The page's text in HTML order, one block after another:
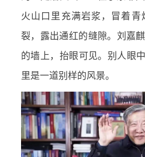
火山口里充满岩浆，冒着
裂，露出通红的缝隙。刘嘉
的墙上，抬眼可见。别人眼
里是一道别样的风景。